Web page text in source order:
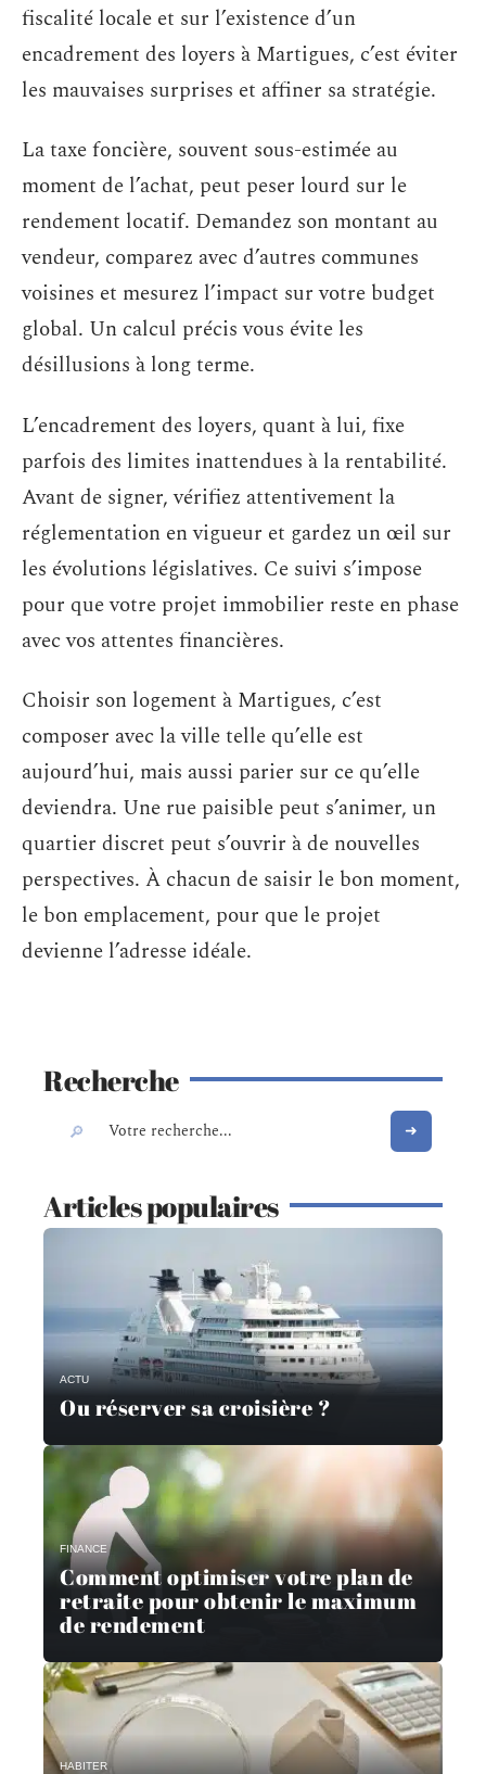
fiscalité locale et sur l’existence d’un
encadrement des loyers à Martigues, c’est éviter
les mauvaises surprises et affiner sa stratégie.
La taxe foncière, souvent sous-estimée au
moment de l’achat, peut peser lourd sur le
rendement locatif. Demandez son montant au
vendeur, comparez avec d’autres communes
voisines et mesurez l’impact sur votre budget
global. Un calcul précis vous évite les
désillusions à long terme.
L’encadrement des loyers, quant à lui, fixe
parfois des limites inattendues à la rentabilité.
Avant de signer, vérifiez attentivement la
réglementation en vigueur et gardez un œil sur
les évolutions législatives. Ce suivi s’impose
pour que votre projet immobilier reste en phase
avec vos attentes financières.
Choisir son logement à Martigues, c’est
composer avec la ville telle qu’elle est
aujourd’hui, mais aussi parier sur ce qu’elle
deviendra. Une rue paisible peut s’animer, un
quartier discret peut s’ouvrir à de nouvelles
perspectives. À chacun de saisir le bon moment,
le bon emplacement, pour que le projet
devienne l’adresse idéale.
Recherche
Articles populaires
ACTU
Ou réserver sa croisière ?
FINANCE
Comment optimiser votre plan de
retraite pour obtenir le maximum
de rendement
HABITER